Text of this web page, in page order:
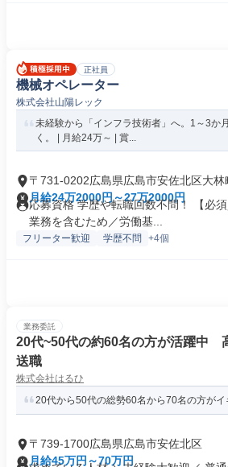
正社員
機械オペレーター
株式会社山陽レック
未経験から「インフラ技術者」へ。1～3か
く。 | 月給24万～ | 賞...
〒731-0202広島県広島市安佐北区大林
月給24万2000円～27万2000円
応募資格 学歴や転職回数不問！ 【必
業務を含むため／労働基...
フリーター歓迎 学歴不問 +4個
業務委託
20代~50代の約60名の方が活躍中
送職
株式会社はるひ
20代から50代の総勢60名から70名の方がイ
〒739-1700広島県広島市安佐北区
月給45万円～70万円